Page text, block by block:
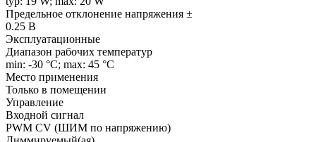
Предельное отклонение напряжения ±
0.25 В
Эксплуатационные
Диапазон рабочих температур
min: -30 °C; max: 45 °C
Место применения
Только в помещении
Управление
Входной сигнал
PWM СV (ШИМ по напряжению)